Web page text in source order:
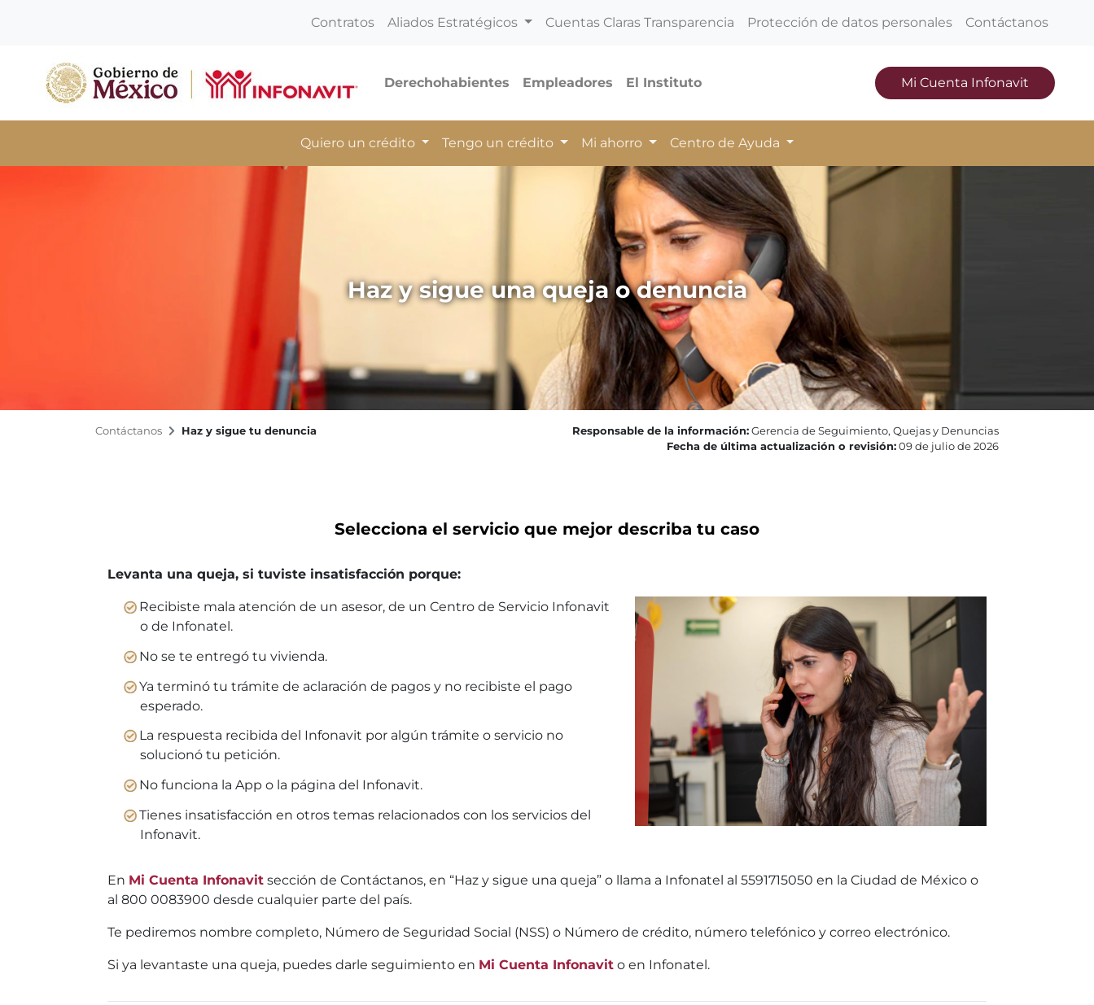
Contratos Aliados Estratégicos Cuentas Claras Transparencia Protección de datos personales Contáctanos
Derechohabientes Empleadores El Instituto Mi Cuenta Infonavit
Quiero un crédito Tengo un crédito Mi ahorro Centro de Ayuda
Haz y sigue una queja o denuncia
Contáctanos Haz y sigue tu denuncia Responsable de la información: Gerencia de Seguimiento, Quejas y Denuncias
Fecha de última actualización o revisión: 09 de julio de 2026
Selecciona el servicio que mejor describa tu caso
Levanta una queja, si tuviste insatisfacción porque:
Recibiste mala atención de un asesor, de un Centro de Servicio Infonavit
o de Infonatel.
No se te entregó tu vivienda.
Ya terminó tu trámite de aclaración de pagos y no recibiste el pago
esperado.
La respuesta recibida del Infonavit por algún trámite o servicio no
solucionó tu petición.
No funciona la App o la página del Infonavit.
Tienes insatisfacción en otros temas relacionados con los servicios del
Infonavit.
En Mi Cuenta Infonavit sección de Contáctanos, en “Haz y sigue una queja” o llama a Infonatel al 5591715050 en la Ciudad de México o
al 800 0083900 desde cualquier parte del país.
Te pediremos nombre completo, Número de Seguridad Social (NSS) o Número de crédito, número telefónico y correo electrónico.
Si ya levantaste una queja, puedes darle seguimiento en Mi Cuenta Infonavit o en Infonatel.